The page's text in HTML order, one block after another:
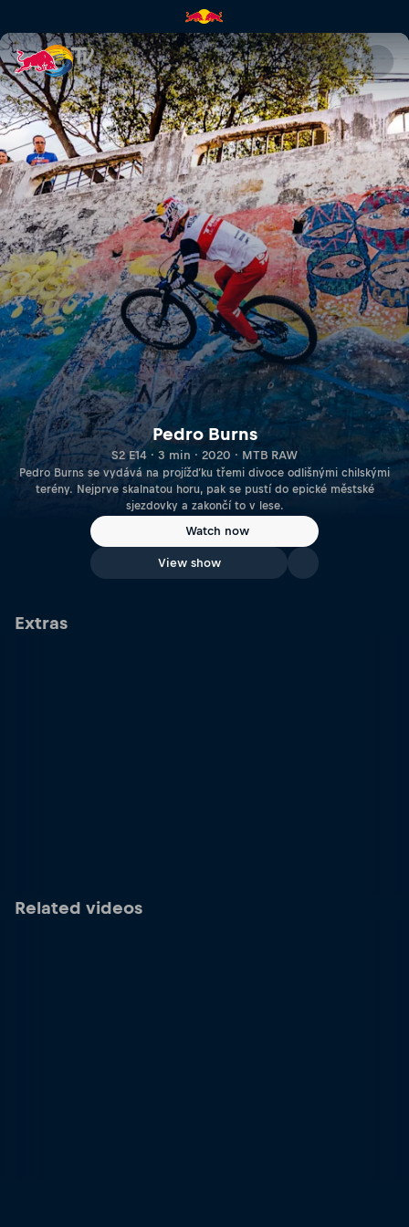
Pedro Burns | Red Bull TV
Pedro Burns
S2 E14 · 3 min · 2020 · MTB RAW
Pedro Burns se vydává na projížďku třemi divoce odlišnými chilskými
terény. Nejprve skalnatou horu, pak se pustí do epické městské
sjezdovky a zakončí to v lese.
Watch now
View show
Extras
Related videos